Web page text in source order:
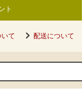
ト
て 配送について